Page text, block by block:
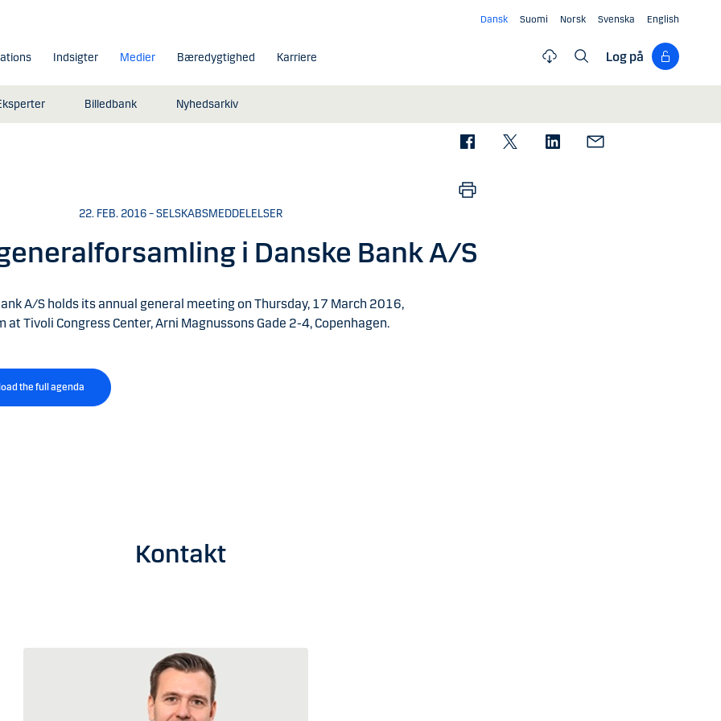
Dansk Suomi Norsk Svenska English
Indsigter Medier
Billedbank Nyhedsarkiv
Bæredygtighed Karriere Log på
22. FEB. 2016 – SELSKABSMEDDELELSER
i Danske Bank A/S
A/S holds its annual general meeting on Thursday, 17 March 2016,
at Tivoli Congress Center, Arni Magnussons Gade 2-4, Copenhagen.
the full agenda
Kontakt